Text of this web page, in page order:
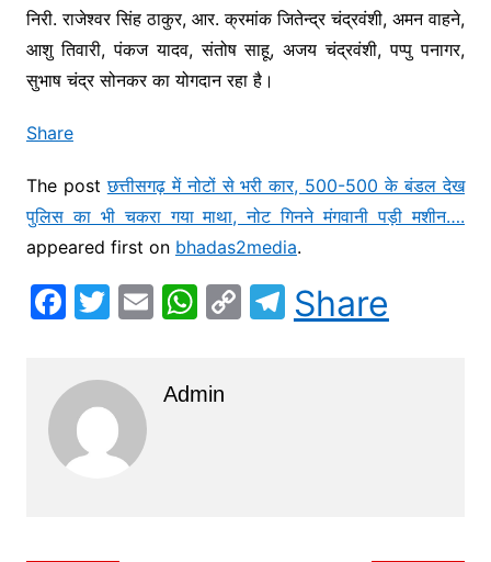
निरी. राजेश्वर सिंह ठाकुर, आर. क्रमांक जितेन्द्र चंद्रवंशी, अमन वाहने,
आशु तिवारी, पंकज यादव, संतोष साहू, अजय चंद्रवंशी, पप्पु पनागर,
सुभाष चंद्र सोनकर का योगदान रहा है।
Share
The postछत्तीसगढ़ में नोटों से भरी कार, 500-500 के बंडल देख
पुलिस का भी चकरा गया माथा, नोट गिनने मंगवानी पड़ी मशीन….
appeared first on bhadas2media.
F
c
e
b
o
T
itt
er
E W
s
C T
el
Share
Admin